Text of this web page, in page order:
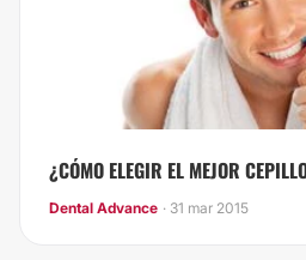
¿CÓMO ELEGIR EL MEJOR
Dental Advance · 31 mar 2015